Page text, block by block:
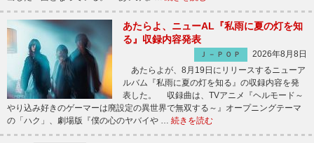
あたらよ、ニューAL『私雨に夏の灯を知
る』収録内容発表
Ｊ－ＰＯＰ
2026年8月8日
あたらよが、8月19日にリリースするニューア
ルバム『私雨に夏の灯を知る』の収録内容を発
表した。 収録曲は、TVアニメ『ヘルモード～
やり込み好きのゲーマーは廃設定の異世界で無双する～』オープニングテーマ
の「ハク」、劇場版『僕の心のヤバイや … 続きを読む